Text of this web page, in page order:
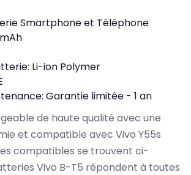
Smartphone et Téléphone
Li-ion Polymer
Garantie limitée - 1 an
de haute qualité avec une
et compatible avec Vivo Y55s
compatibles se trouvent ci-
Vivo B-T5 répondent à toutes